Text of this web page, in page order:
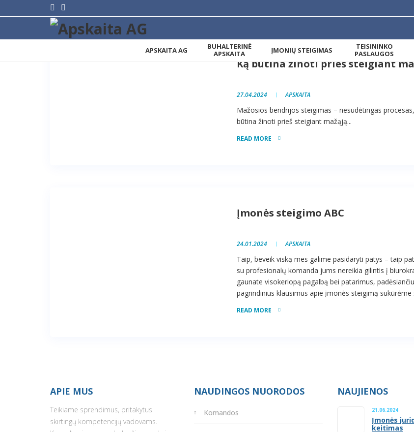
APSKAITA AG
BUHALTERINĖ
APSKAITA
ĮMONIŲ STEIGIMAS
TEISININKO
PASLAUGOS
Ką būtina žinoti prieš steigiant
27.04.2024 APSKAITA
Mažosios bendrijos steigimas – nesudėtingas
būtina žinoti prieš steigiant mažąją...
READ MORE
Įmonės steigimo ABC
24.01.2024 APSKAITA
Taip, beveik viską mes galime pasidaryti patys – taip
su profesionalų komanda jums nereikia gilintis į
gaunate visokeriopą pagalbą bei patarimus,
pagrindinius klausimus apie įmonės steigimą
READ MORE
APIE MUS
Teikiame sprendimus, pritakytus
skirtingų kompetencijų vadovams.
NAUDINGOS NUORODOS
Komandos
NAUJIENOS
21.06.2024
Įmonės
keitimas